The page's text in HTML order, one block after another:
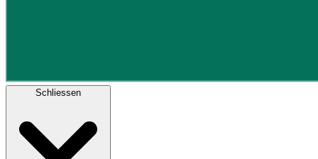
Schliessen